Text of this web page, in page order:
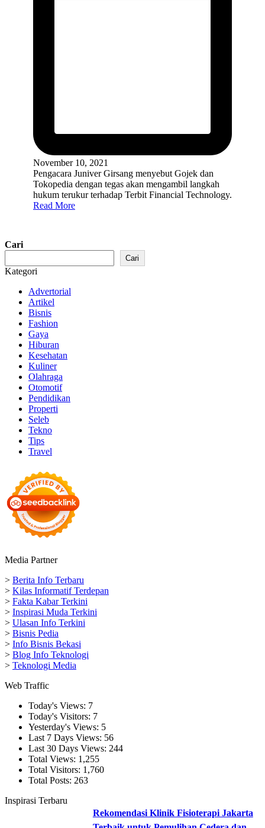
November 10, 2021
Pengacara Juniver Girsang menyebut Gojek dan
Tokopedia dengan tegas akan mengambil langkah
hukum terukur terhadap Terbit Financial Technology.
Read More
Cari
Cari
Kategori
Advertorial
Artikel
Bisnis
Fashion
Gaya
Hiburan
Kesehatan
Kuliner
Olahraga
Otomotif
Pendidikan
Properti
Seleb
Tekno
Tips
Travel
Media Partner
> Berita Info Terbaru
> Kilas Informatif Terdepan
> Fakta Kabar Terkini
> Inspirasi Muda Terkini
> Ulasan Info Terkini
> Bisnis Pedia
> Info Bisnis Bekasi
> Blog Info Teknologi
> Teknologi Media
Web Traffic
Today's Views: 7
Today's Visitors: 7
Yesterday's Views: 5
Last 7 Days Views: 56
Last 30 Days Views: 244
Total Views: 1,255
Total Visitors: 1,760
Total Posts: 263
Inspirasi Terbaru
Rekomendasi Klinik Fisioterapi Jakarta